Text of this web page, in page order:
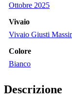
Ottobre 2025
Vivaio
Vivaio Giusti
Colore
Bianco
Descrizione